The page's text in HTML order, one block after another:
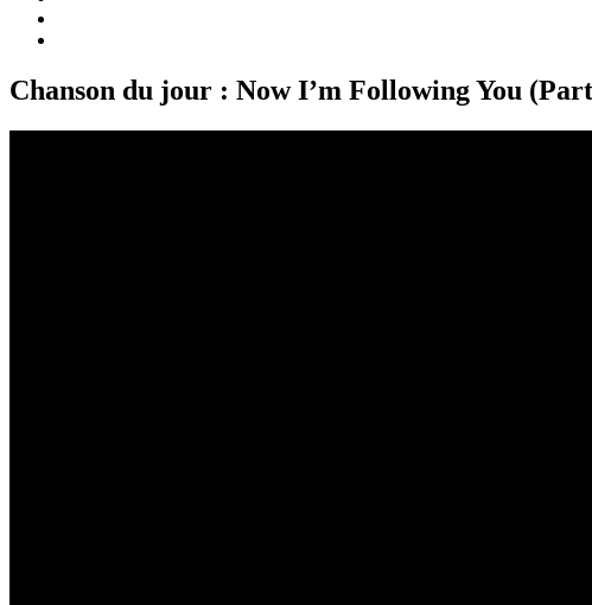
Chanson du jour : Now I’m Following You